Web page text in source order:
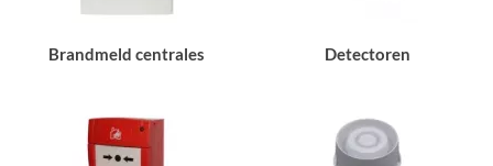
Brandmeld centrales Detectoren